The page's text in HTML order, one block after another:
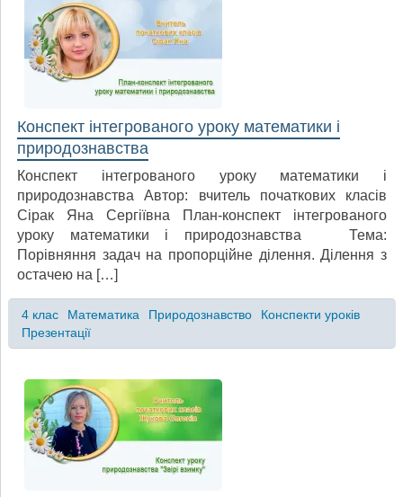
Конспект інтегрованого уроку математики і
природознавства
Конспект інтегрованого уроку математики і
природознавства Автор: вчитель початкових класів
Сірак Яна Сергіївна План-конспект інтегрованого
уроку математики і природознавства Тема:
Порівняння задач на пропорційне ділення. Ділення з
остачею на […]
4 клас Математика Природознавство
Конспекти уроків
Презентації